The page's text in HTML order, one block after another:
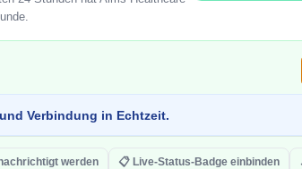
Verbindung in Echtzeit.
werden 📋 Live-Status-Badge einbinden